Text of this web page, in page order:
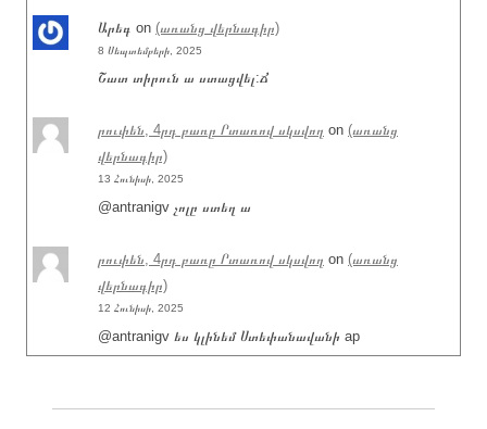
Արեգ on (առանց վերնագիր)
8 Սեպտեմբերի, 2025
Շատ տիրուն ա ստացվել:Ճ
րուփեն, 4րդ բառը Րտառով սկսվող on (առանց
վերնագիր)
13 Հունիսի, 2025
@antranigv չոլը ստեղ ա
րուփեն, 4րդ բառը Րտառով սկսվող on (առանց
վերնագիր)
12 Հունիսի, 2025
@antranigv ես կլինեմ Ստեփանավանի ap